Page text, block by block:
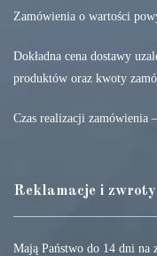
Zamówienia o wartości
Dokładna cena dostawy
produktów oraz kwoty
Czas realizacji zamówienia
Reklamacje i zwroty
Mają Państwo do 14 dni na